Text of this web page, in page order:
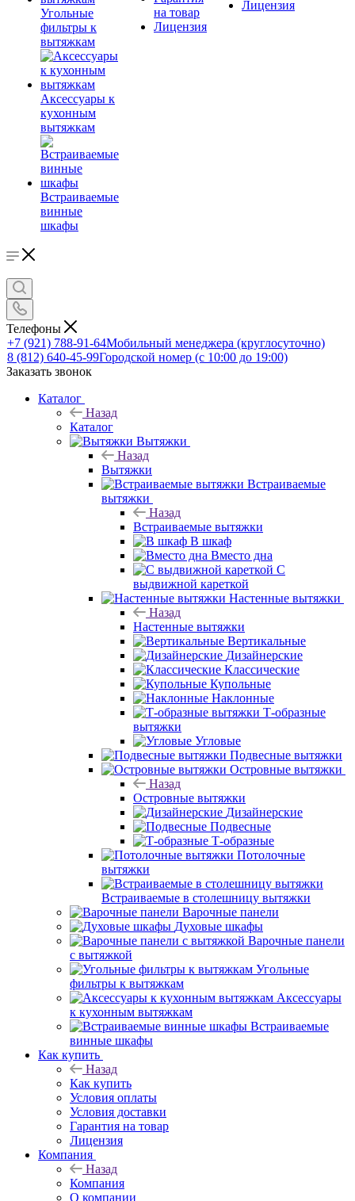
Угольные
фильтры к
вытяжкам
Аксессуары к
кухонным
вытяжкам
Встраиваемые
винные
шкафы
на товар
Лицензия
Лицензия
Телефоны
+7 (921) 788-91-64Мобильный менеджера (круглосуточно)
8 (812) 640-45-99Городской номер (с 10:00 до 19:00)
Заказать звонок
Каталог
Назад
Каталог
Вытяжки
Назад
Вытяжки
Встраиваемые
вытяжки
Назад
Встраиваемые вытяжки
В шкаф
Вместо дна
С
выдвижной кареткой
Настенные вытяжки
Назад
Настенные вытяжки
Вертикальные
Дизайнерские
Классические
Купольные
Наклонные
Т-образные
вытяжки
Угловые
Подвесные вытяжки
Островные вытяжки
Назад
Островные вытяжки
Дизайнерские
Подвесные
Т-образные
Потолочные
вытяжки
Встраиваемые в столешницу вытяжки
Варочные панели
Духовые шкафы
Варочные панели
с вытяжкой
Угольные
фильтры к вытяжкам
Аксессуары
к кухонным вытяжкам
Встраиваемые
винные шкафы
Как купить
Назад
Как купить
Условия оплаты
Условия доставки
Гарантия на товар
Лицензия
Компания
Назад
Компания
О компании